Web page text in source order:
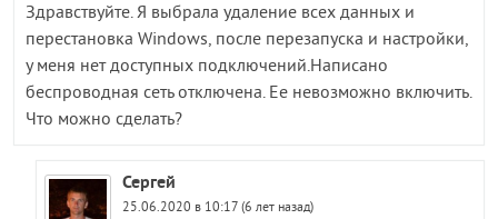
Здравствуйте. Я выбрала удаление всех данных и
перестановка Windows, после перезапуска и настройки,
у меня нет доступных подключений.Написано
беспроводная сеть отключена. Ее невозможно включить.
Что можно сделать?
Сергей
25.06.2020 в 10:17 (6 лет назад)